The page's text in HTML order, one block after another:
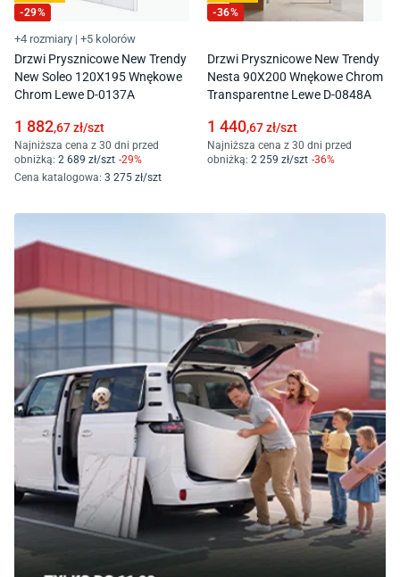
-29%
+4 rozmiary | +5 kolorów
Drzwi Prysznicowe New Trendy
New Soleo 120X195 Wnękowe
Chrom Lewe D-0137A
1 882,67zł/szt
Najniższa cena z 30 dni przed
obniżką: 2 689 zł/szt -29%
Cena katalogowa: 3 275 zł/szt
-36%
Drzwi Prysznicowe New Trendy
Nesta 90X200 Wnękowe Chrom
Transparentne Lewe D-0848A
1 440,67zł/szt
Najniższa cena z 30 dni przed
obniżką: 2 259 zł/szt -36%